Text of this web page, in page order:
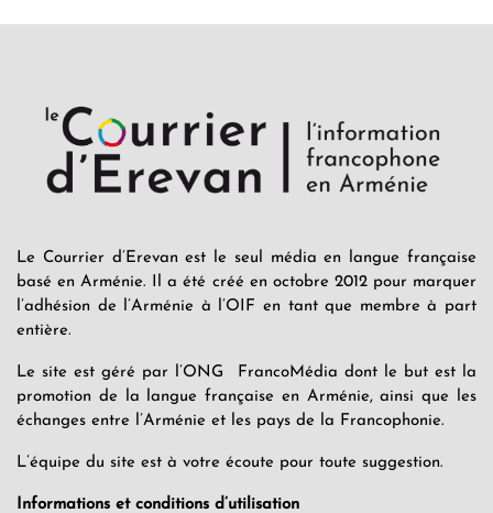
Le Courrier d’Erevan est le seul média en langue française
basé en Arménie. Il a été créé en octobre 2012 pour marquer
l’adhésion de l’Arménie à l’OIF en tant que membre à part
entière.
Le site est géré par l’ONG FrancoMédia dont le but est la
promotion de la langue française en Arménie, ainsi que les
échanges entre l’Arménie et les pays de la Francophonie.
L’équipe du site est à votre écoute pour toute suggestion.
Informations et conditions d’utilisation